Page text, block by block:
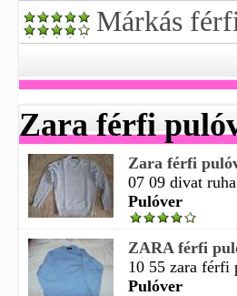
Márkás
Zara férfi
Zara férfi
07 09 divat
Pulóver
ZARA férfi
10 55 zara férfi
Pulóver